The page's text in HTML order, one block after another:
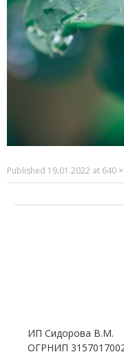
Published 19.01.2022 at 640
ИП Сидорова В.М.
ОГРНИП